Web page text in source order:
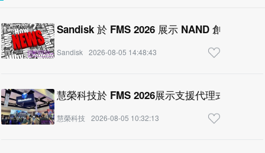
Sandisk 於 FMS 2026 展示 NAND 創新技術
Sandisk 2026-08-05 14:48:43
慧榮科技於 FMS 2026展示支援代理式 AI 的
慧榮科技 2026-08-05 10:32:13